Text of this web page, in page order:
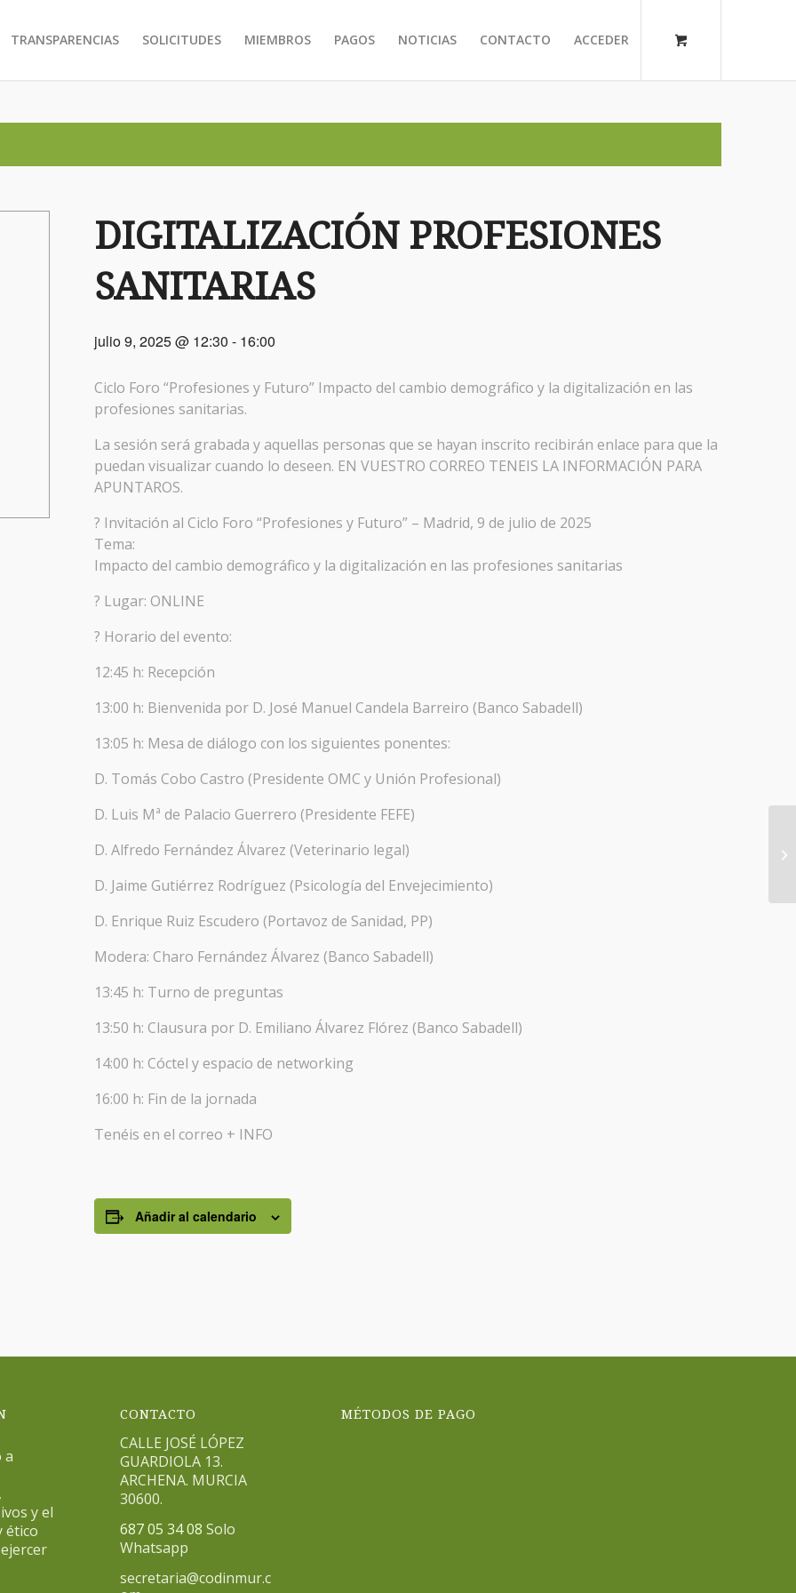
TRANSPARENCIAS SOLICITUDES MIEMBROS PAGOS NOTICIAS CONTACTO ACCEDER
DIGITALIZACIÓN PROFESIONES
SANITARIAS
julio 9, 2025 @ 12:30 - 16:00
Ciclo Foro “Profesiones y Futuro” Impacto del cambio demográfico y la digitalización en las
profesiones sanitarias.
La sesión será grabada y aquellas personas que se hayan inscrito recibirán enlace para que la
puedan visualizar cuando lo deseen. EN VUESTRO CORREO TENEIS LA INFORMACIÓN PARA
APUNTAROS.
? Invitación al Ciclo Foro “Profesiones y Futuro” – Madrid, 9 de julio de 2025
Tema:
Impacto del cambio demográfico y la digitalización en las profesiones sanitarias
? Lugar: ONLINE
? Horario del evento:
12:45 h: Recepción
13:00 h: Bienvenida por D. José Manuel Candela Barreiro (Banco Sabadell)
13:05 h: Mesa de diálogo con los siguientes ponentes:
D. Tomás Cobo Castro (Presidente OMC y Unión Profesional)
D. Luis Mª de Palacio Guerrero (Presidente FEFE)
D. Alfredo Fernández Álvarez (Veterinario legal)
D. Jaime Gutiérrez Rodríguez (Psicología del Envejecimiento)
D. Enrique Ruiz Escudero (Portavoz de Sanidad, PP)
Modera: Charo Fernández Álvarez (Banco Sabadell)
13:45 h: Turno de preguntas
13:50 h: Clausura por D. Emiliano Álvarez Flórez (Banco Sabadell)
14:00 h: Cóctel y espacio de networking
16:00 h: Fin de la jornada
Tenéis en el correo + INFO
Añadir al calendario
a
y el
ético
CONTACTO
CALLE JOSÉ LÓPEZ
GUARDIOLA 13.
ARCHENA. MURCIA
30600.
687 05 34 08 Solo
Whatsapp
secretaria@codinmur.c
MÉTODOS DE PAGO